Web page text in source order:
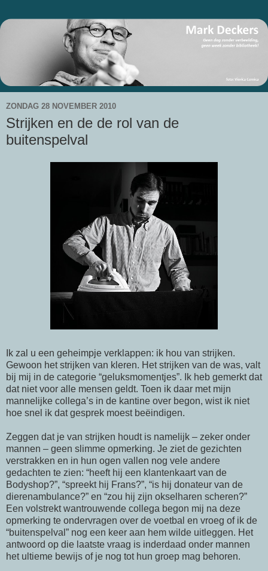
ZONDAG 28 NOVEMBER 2010
Strijken en de de rol van de
buitenspelval
Ik zal u een geheimpje verklappen: ik hou van strijken.
Gewoon het strijken van kleren. Het strijken van de was, valt
bij mij in de categorie “geluksmomentjes”. Ik heb gemerkt dat
dat niet voor alle mensen geldt. Toen ik daar met mijn
mannelijke collega’s in de kantine over begon, wist ik niet
hoe snel ik dat gesprek moest beëindigen.
Zeggen dat je van strijken houdt is namelijk – zeker onder
mannen – geen slimme opmerking. Je ziet de gezichten
verstrakken en in hun ogen vallen nog vele andere
gedachten te zien: “heeft hij een klantenkaart van de
Bodyshop?”, “spreekt hij Frans?”, “is hij donateur van de
dierenambulance?” en “zou hij zijn okselharen scheren?”
Een volstrekt wantrouwende collega begon mij na deze
opmerking te ondervragen over de voetbal en vroeg of ik de
“buitenspelval” nog een keer aan hem wilde uitleggen. Het
antwoord op die laatste vraag is inderdaad onder mannen
het ultieme bewijs of je nog tot hun groep mag behoren.